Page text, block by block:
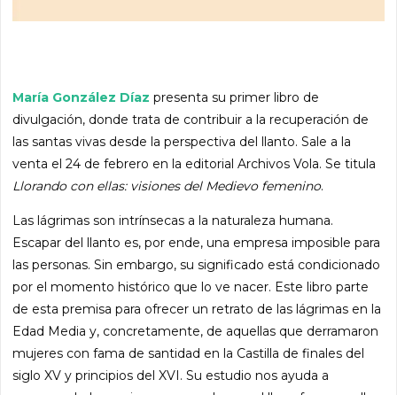
María González Díaz presenta su primer libro de
divulgación, donde trata de contribuir a la recuperación de
las santas vivas desde la perspectiva del llanto. Sale a la
venta el 24 de febrero en la editorial Archivos Vola. Se titula
Llorando con ellas: visiones del Medievo femenino.
Las lágrimas son intrínsecas a la naturaleza humana.
Escapar del llanto es, por ende, una empresa imposible para
las personas. Sin embargo, su significado está condicionado
por el momento histórico que lo ve nacer. Este libro parte
de esta premisa para ofrecer un retrato de las lágrimas en la
Edad Media y, concretamente, de aquellas que derramaron
mujeres con fama de santidad en la Castilla de finales del
siglo XV y principios del XVI. Su estudio nos ayuda a